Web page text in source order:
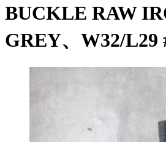
BUCKLE RAW
GREY、W32/L29